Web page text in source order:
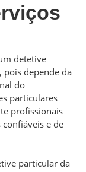
detetive
depende da
do
particulares
profissionais
​​e de
particular da